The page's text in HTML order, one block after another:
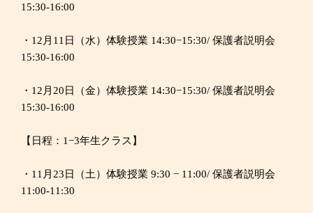
15:30-16:00
・12月11日（水）体験授業 14:30−15:30/ 保護者説明会
15:30-16:00
・12月20日（金）体験授業 14:30−15:30/ 保護者説明会
15:30-16:00
【日程：1−3年生クラス】
・11月23日（土）体験授業 9:30 − 11:00/ 保護者説明会
11:00-11:30